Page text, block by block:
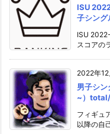
ISU
子シング
ISU
スコアの
2022年12
男子シ
~）
フィギュ
以降の自